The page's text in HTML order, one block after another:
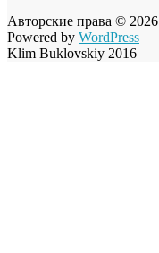
Авторские права © 2026
Powered by WordPress
Klim Buklovskiy 2016